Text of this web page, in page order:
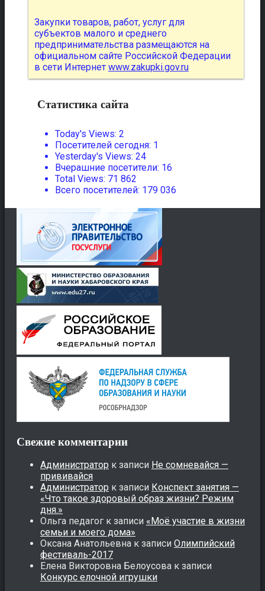
Закупки товаров, работ, услуг для
субъектов малого и среднего
предпринимательства размещаются на
официальном сайте Российской Федерации
в сети Интернет www.zakupki.gov.ru
Статистика сайта
Today's Views: 2
Посетителей сегодня: 1
Yesterday's Views: 24
Вчерашние посетители: 16
Total Views: 71 862
Всего посетителей: 179 036
Свежие комментарии
Администратор к записи Не сомневайся —
прививайся
Администратор к записи Конспект занятия —
«Что такое здоровый образ жизни? Режим
дня.»
Ольга педагог к записи «Моё участие в жизни
семьи и моего дома»
Оксана Анатольевна к записи Олимпийский
фестиваль-2017
Елена Викторовна Белоусова к записи
Конкурс елочной игрушки